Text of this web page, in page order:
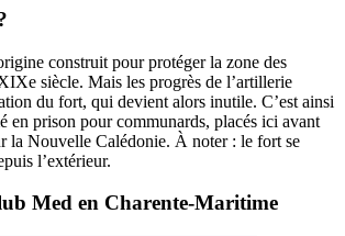
construit pour protéger la zone des
siècle. Mais les progrès de l’artillerie
du fort, qui devient alors inutile. C’est ainsi
en prison pour communards, placés ici avant
la Nouvelle Calédonie. À noter : le fort se
l’extérieur.
Med en Charente-Maritime